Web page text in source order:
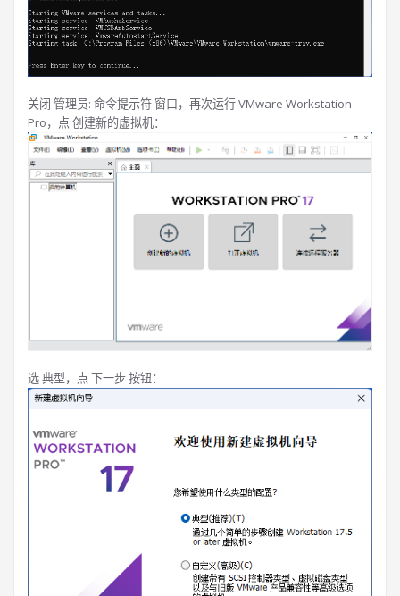
关闭 管理员: 命令提示符 窗口，再次运行 VMware Workstation
Pro，点 创建新的虚拟机：
选 典型，点 下一步 按钮：